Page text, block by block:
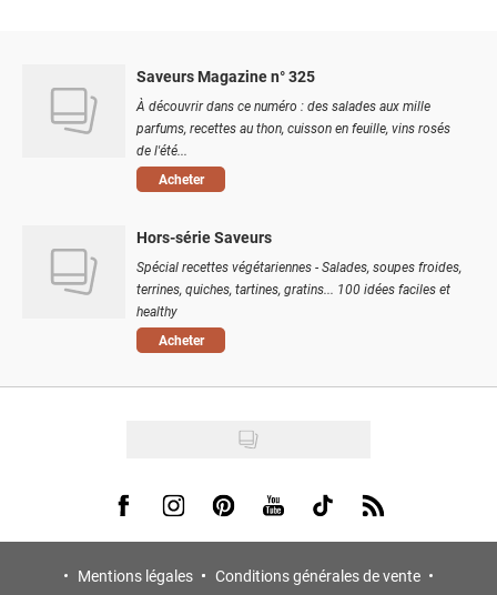
Saveurs Magazine n° 325
À découvrir dans ce numéro : des salades aux mille
parfums, recettes au thon, cuisson en feuille, vins rosés
de l'été...
Acheter
Hors-série Saveurs
Spécial recettes végétariennes - Salades, soupes froides,
terrines, quiches, tartines, gratins... 100 idées faciles et
healthy
Acheter
Visit us on Facebook
Visit us on Instagram
Visit us on Pinterest
Visit us on Youtube
Visit us on Tiktok
Visit us on Rss
Mentions légales
Conditions générales de vente